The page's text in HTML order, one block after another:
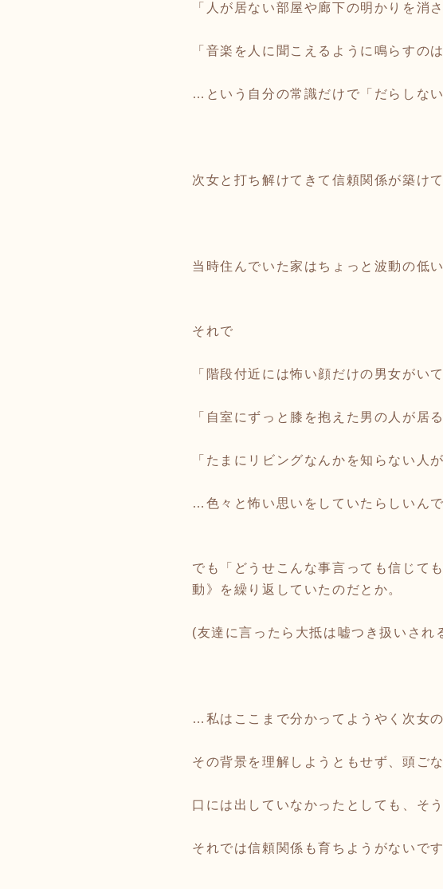
「人が居ない部屋や廊下の明かりを消
「音楽を人に聞こえるように鳴らすの
…という自分の常識だけで「だらしな
次女と打ち解けてきて信頼関係が築け
当時住んでいた家はちょっと波動の低
それで
「階段付近には怖い顔だけの男女がい
「自室にずっと膝を抱えた男の人が居
「たまにリビングなんかを知らない人
…色々と怖い思いをしていたらしいんで
でも「どうせこんな事言っても信じて
動》を繰り返していたのだとか。
(友達に言ったら大抵は嘘つき扱いさ
…私はここまで分かってようやく次女
その背景を理解しようともせず、頭ご
口には出していなかったとしても、そ
それでは信頼関係も育ちようがないです